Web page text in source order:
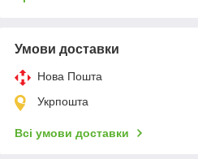
Умови доставки
Нова Пошта
Укрпошта
Всі умови доставки